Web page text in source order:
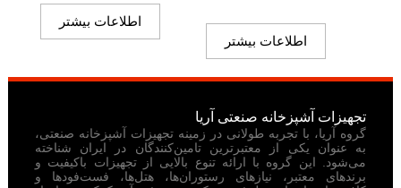
اطلاعات بیشتر
اطلاعات بیشتر
تجهیزات آشپزخانه صنعتی آریا
گروه آریا، با تجربه طولانی در زمینه تجهیزات آشپزخانه صنعتی،
به عنوان یکی از معتبرترین تامین‌کنندگان در ایران شناخته
می‌شود. این گروه با ارائه تنوع بالایی از تجهیزات باکیفیت و
برندهای معتبر، نیازهای رستوران‌ها، هتل‌ها، فست‌فودها و